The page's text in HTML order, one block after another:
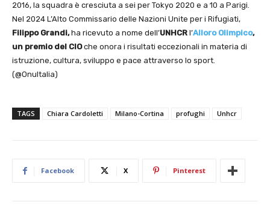
2016, la squadra è cresciuta a sei per Tokyo 2020 e a 10 a Parigi.
Nel 2024 L’Alto Commissario delle Nazioni Unite per i Rifugiati,
Filippo Grandi,ha ricevuto a nome dell’UNHCR l’Alloro Olimpico,
un premio del CIOche onora i risultati eccezionali in materia di
istruzione, cultura, sviluppo e pace attraverso lo sport.
(@OnuItalia)
TAGS Chiara Cardoletti Milano-Cortina profughi Unhcr
Facebook X Pinterest